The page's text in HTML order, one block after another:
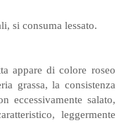
si consuma lessato.
appare di colore roseo
grassa, la consistenza
eccessivamente salato,
leggermente